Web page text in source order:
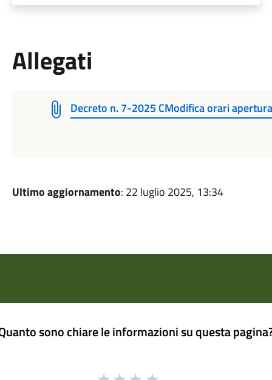
Allegati
Decreto n. 7-2025 CModifica orari
Ultimo aggiornamento: 22 luglio 2025, 13:34
sono chiare le informazioni su questa